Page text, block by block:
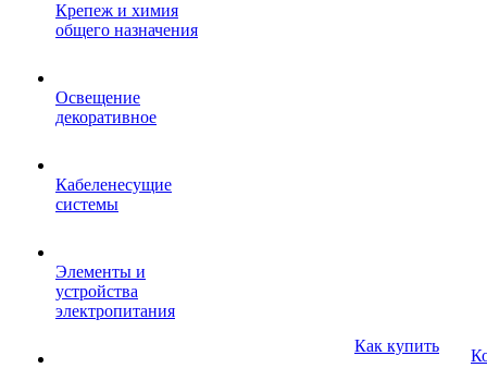
Крепеж и химия
общего назначения
Освещение
декоративное
Кабеленесущие
системы
Элементы и
устройства
электропитания
Как купить